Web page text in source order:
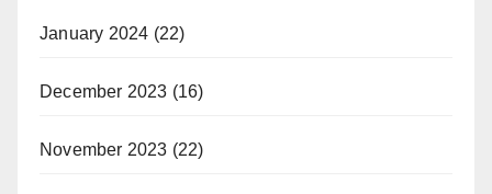
January 2024 (22)
December 2023 (16)
November 2023 (22)